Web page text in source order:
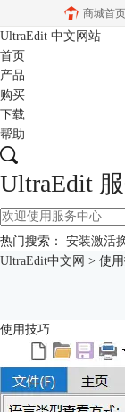
商城首页
UltraEdit 中文网站
首页
产品
购买
下载
帮助
UltraEdit
热门搜索： 安装激活
UltraEdit中文网 > 使
使用技巧